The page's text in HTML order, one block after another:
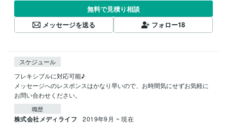
無料で見積り相談
メッセージを送る
フォロー18
スケジュール
フレキシブルに対応可能♪
メッセージへのレスポンスはかなり早いので、お時間気にせずお気軽に
お問い合わせください。
職歴
株式会社メディライフ 2019年9月 ~ 現在